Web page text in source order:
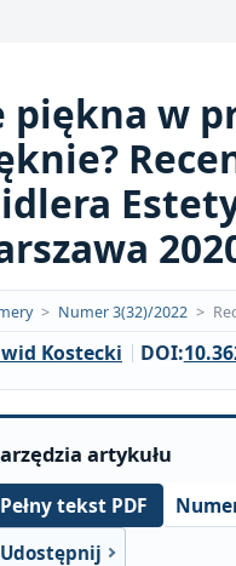
piękna w
> Numer 3(32)/2022 >
Kostecki DOI:
artykułu
Pełny tekst PDF
Udostępnij